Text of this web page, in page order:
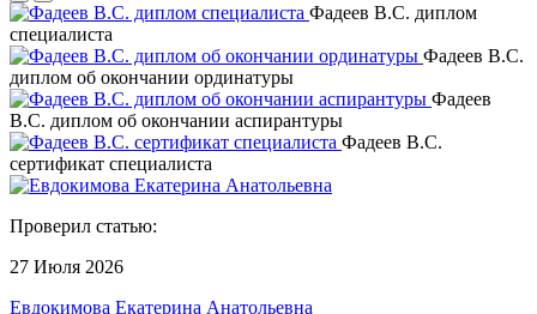
Фадеев В.С. диплом
специалиста
Фадеев В.С.
диплом об окончании ординатуры
Фадеев
В.С. диплом об окончании аспирантуры
Фадеев В.С.
сертификат специалиста
Проверил статью:
27 Июля 2026
Евдокимова Екатерина Анатольевна